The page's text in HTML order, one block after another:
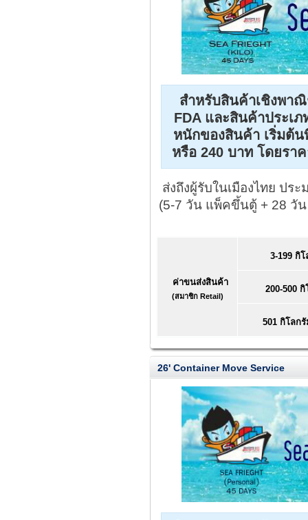
สำหรับสินค้าเชิงพา
FDA และสินค้าประเ
หนักของสินค้า เริ่มต้น
หรือ 240 บาท โดยรา
ส่งถึงผู้รับในเมืองไทย ป
(5-7 วัน แพ็คขึ้นตู้ + 28 วัน
ค่าขนส่งสินค้า
(สมาชิก Retail)
3-199 กิ
200-500
501 กิโลก
26' Container Move Service